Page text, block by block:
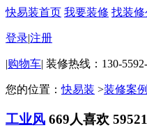
快易装首页 我要装修 找装修
登录|注册
|购物车| 装修热线：130-
您的位置：快易装 >装修案例
工业风 669人喜欢